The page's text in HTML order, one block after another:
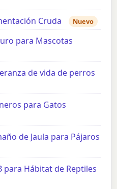
Cruda Nuevo
para Mascotas
de vida de perros
para Gatos
de Jaula para Pájaros
para Hábitat de Reptiles